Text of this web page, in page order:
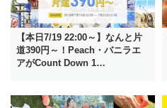
【本日7/19 22:00～】なんと片
道390円～！Peach・バニラエ
アがCount Down 1…